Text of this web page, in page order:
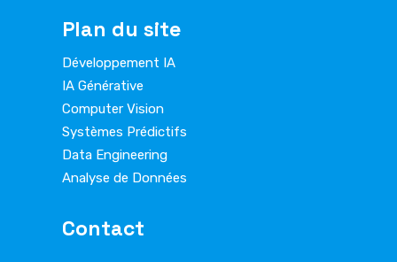
Plan du site
Développement IA
IA Générative
Computer Vision
Systèmes Prédictifs
Data Engineering
Analyse de Données
Contact